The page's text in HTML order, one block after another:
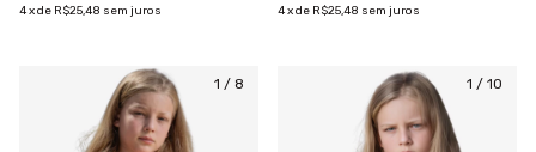
4xde R$25,48 sem juros 4xde R$25,48 sem juros
1 / 8 1 / 10